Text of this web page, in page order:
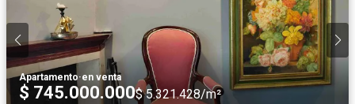
Apartamento·en venta
$ 745.000.000$ 5.321.428/m²